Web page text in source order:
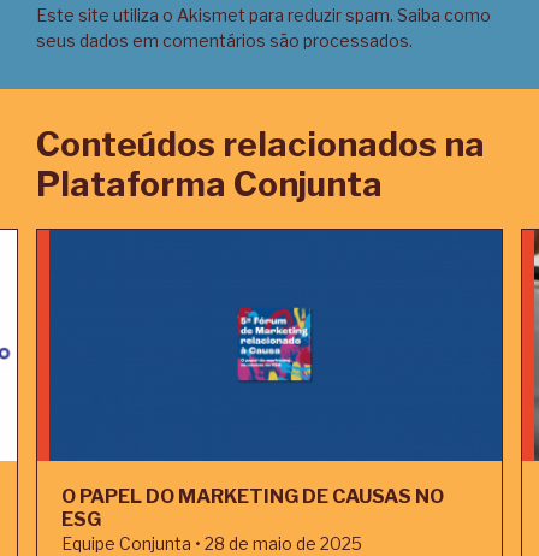
Este site utiliza o Akismet para reduzir spam. Saiba como
seus dados em comentários são processados.
Conteúdos relacionados na
Plataforma Conjunta
O PAPEL DO MARKETING DE CAUSAS NO
ESG
Equipe Conjunta • 28 de maio de 2025